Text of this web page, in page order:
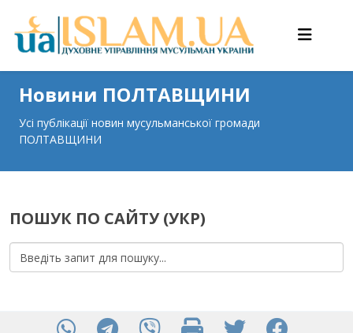
Новини ПОЛТАВЩИНИ
Усі публікації новин мусульманської громади
ПОЛТАВЩИНИ
ПОШУК ПО САЙТУ (УКР)